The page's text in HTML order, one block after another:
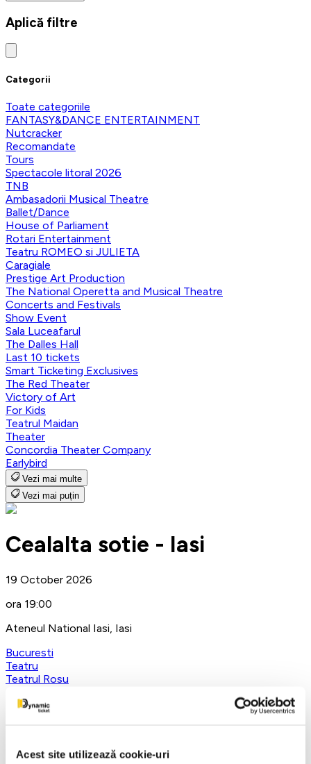
Acest site utilizează cookie-uri
Aplică filtre
Categorii
Toate categoriile
FANTASY&DANCE ENTERTAINMENT
Nutcracker
Recomandate
Tours
Spectacole litoral 2026
TNB
Ambasadorii Musical Theatre
Ballet/Dance
House of Parliament
Rotari Entertainment
Teatru ROMEO si JULIETA
Caragiale
Prestige Art Production
The National Operetta and Musical Theatre
Concerts and Festivals
Show Event
Sala Luceafarul
The Dalles Hall
Last 10 tickets
Smart Ticketing Exclusives
The Red Theater
Victory of Art
For Kids
Teatrul Maidan
Theater
Concordia Theater Company
Earlybird
Vezi mai multe
Vezi mai puțin
Cealalta sotie - Iasi
19 October 2026
ora 19:00
Ateneul National Iasi, Iasi
Bucuresti
Teatru
Teatrul Rosu
Detalii eveniment